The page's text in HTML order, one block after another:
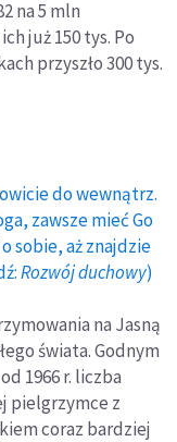
na 5 mln
już 150 tys. Po
przyszło 300 tys.
do wewnątrz.
zawsze mieć Go
sobie, aż znajdzie
Rozwój duchowy)
na Jasną
świata. Godnym
1966 r. liczba
pielgrzymce z
coraz bardziej